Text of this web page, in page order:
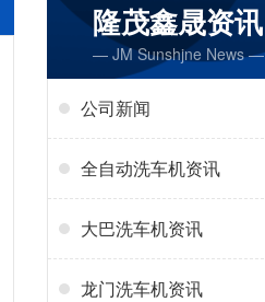
隆茂鑫晟资讯
— JM Sunshjne News —
公司新闻
全自动洗车机资讯
大巴洗车机资讯
龙门洗车机资讯